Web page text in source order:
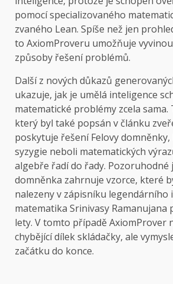
pomocí specializovaného
zvaného Lean. Spíše než jen
to AxiomProveru umožňuje
způsoby řešení problémů.
Další z nových důkazů
ukazuje, jak je umělá inteligence
matematické problémy zcela sama.
který byl také popsán v článku
poskytuje řešení Felovy
syzygie neboli matematických
algebře řadí do řady. Pozoruhodné
domněnka zahrnuje vzorce, které
nalezeny v zápisníku legendárního
matematika Srinivasy Ramanujana
lety. V tomto případě AxiomProver
chybějící dílek skládačky, ale
začátku do konce.